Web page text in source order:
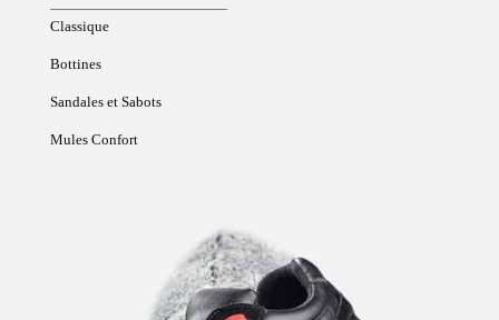
Classique
Bottines
Sandales et Sabots
Mules Confort